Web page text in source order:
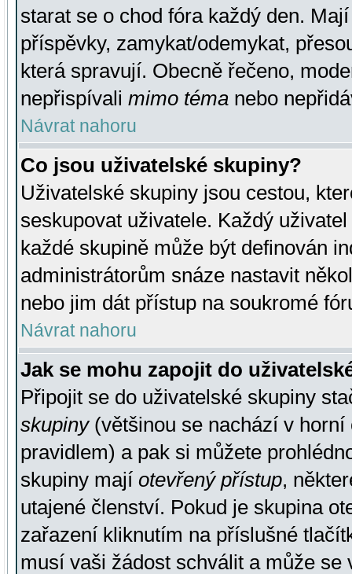
starat se o chod fóra každý den.
příspěvky, zamykat/odemykat,
která spravují. Obecně řečeno,
nepřispívali mimo téma nebo
Návrat nahoru
Co jsou uživatelské skupiny?
Uživatelské skupiny jsou cestou,
seskupovat uživatele. Každý
každé skupině může být definován
administrátorům snáze nastavit
nebo jim dát přístup na soukromé
Návrat nahoru
Jak se mohu zapojit do
Připojit se do uživatelské skupiny
skupiny(většinou se nachází v horní
pravidlem) a pak si můžete
skupiny mají otevřený přístup,
utajené členství. Pokud je skupina
zařazení kliknutím na příslušné
musí vaši žádost schválit a může se